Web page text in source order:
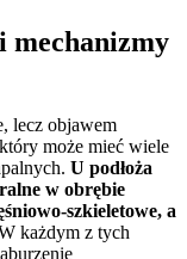
mechanizmy
lecz objawem
może mieć wiele
U podłoża
w obrębie
szkieletowe, a
każdym z tych